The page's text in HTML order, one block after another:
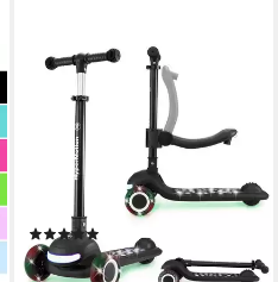
HYPERMOTION
Dreiradscooter HyperMotion
LUMI 2in1 Kinderroller mit
LED-Beleuchtung
max. Benutzergewicht
100 km Reichweite
29,90 €
lieferbar - in 3-4 Werktagen bei dir